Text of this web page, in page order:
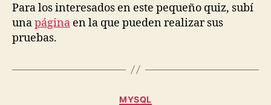
Para los interesados en este pequeño quiz, subí
unapágina en la que pueden realizar sus
pruebas.
Categories
MYSQL